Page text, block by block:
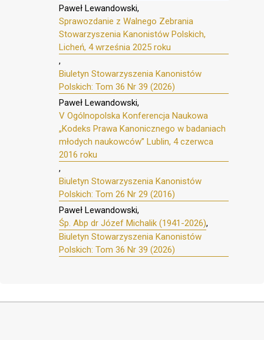
Paweł Lewandowski,
Sprawozdanie z Walnego Zebrania
Stowarzyszenia Kanonistów Polskich,
Licheń, 4 września 2025 roku
,
Biuletyn Stowarzyszenia Kanonistów
Polskich: Tom 36 Nr 39 (2026)
Paweł Lewandowski,
V Ogólnopolska Konferencja Naukowa
„Kodeks Prawa Kanonicznego w badaniach
młodych naukowców” Lublin, 4 czerwca
2016 roku
,
Biuletyn Stowarzyszenia Kanonistów
Polskich: Tom 26 Nr 29 (2016)
Paweł Lewandowski,
Śp. Abp dr Józef Michalik (1941-2026),
Biuletyn Stowarzyszenia Kanonistów
Polskich: Tom 36 Nr 39 (2026)